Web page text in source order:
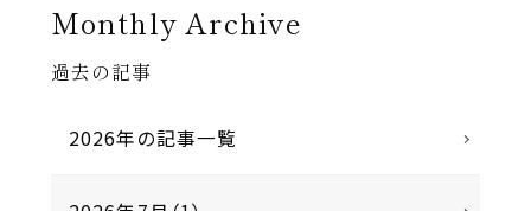
Monthly Archive
過去の記事
2026年の記事一覧